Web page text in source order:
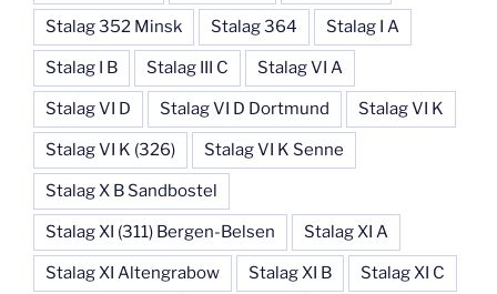
Stalag 352 Minsk Stalag 364 Stalag I A
Stalag I B Stalag III C Stalag VI A
Stalag VI D Stalag VI D Dortmund Stalag VI K
Stalag VI K (326) Stalag VI K Senne
Stalag X B Sandbostel
Stalag XI (311) Bergen-Belsen Stalag XI A
Stalag XI Altengrabow Stalag XI B Stalag XI C